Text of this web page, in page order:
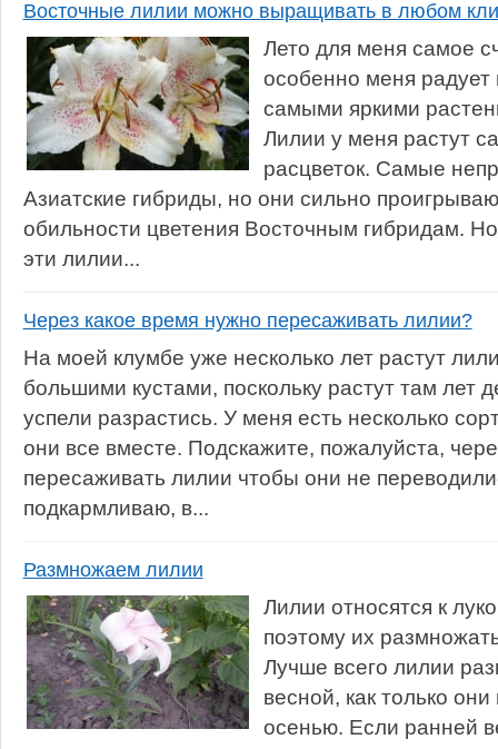
Восточные лилии можно выращивать в любом
Лето для меня самое
особенно меня радует
самыми яркими
Лилии у меня растут
расцветок. Самые
Азиатские гибриды, но они сильно
обильности цветения Восточным гибридам.
эти лилии...
Через какое время нужно пересаживать лилии?
На моей клумбе уже несколько лет растут
большими кустами, поскольку растут там лет
успели разрастись. У меня есть несколько
они все вместе. Подскажите, пожалуйста,
пересаживать лилии чтобы они не
подкармливаю, в...
Размножаем лилии
Лилии относятся к
поэтому их
Лучше всего лилии
весной, как только
осенью. Если ранней